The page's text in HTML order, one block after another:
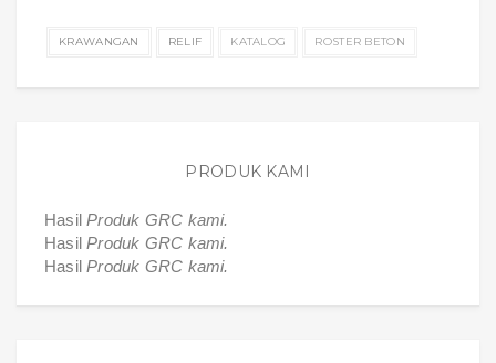
KRAWANGAN RELIF KATALOG ROSTER BETON
PRODUK KAMI
HasilProduk GRC kami.
HasilProduk GRC kami.
HasilProduk GRC kami.